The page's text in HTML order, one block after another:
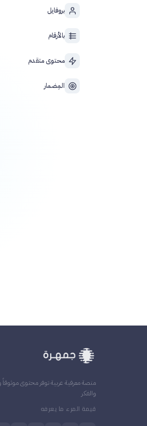
بروفايل
بالأرقام
محتوى متقدم
المِضمار
منصة معرفية عربية توفر محتوى موثوقاً
والفكر
قيمة المرء ما يعرفه